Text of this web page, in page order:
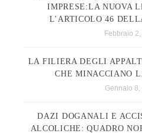
IMPRESE:LA NUOVA
L’ARTICOLO 46
Febbraio
LA FILIERA DEGLI
CHE MINACCIANO
Gennaio 8,
DAZI DOGANALI E
ALCOLICHE: QUADRO